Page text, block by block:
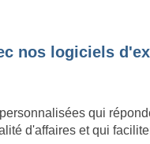
nos logiciels
qui
d'affaires et qui